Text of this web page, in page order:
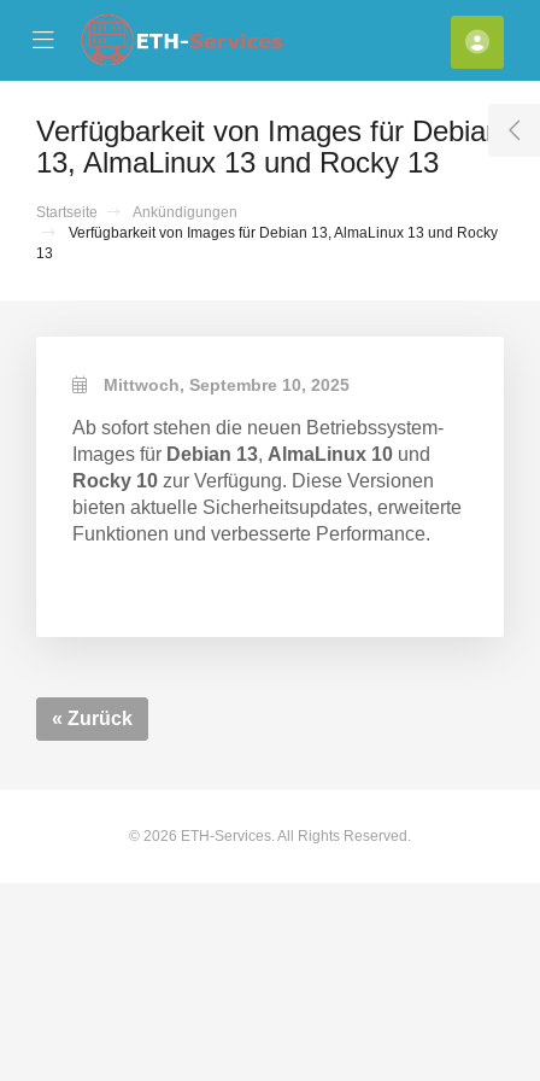
Mobile Menu
Mobile Menu
Verfügbarkeit von Images für Debian
13, AlmaLinux 13 und Rocky 13
Startseite
Ankündigungen
Verfügbarkeit von Images für Debian 13, AlmaLinux 13 und Rocky
13
Mittwoch, Septembre 10, 2025
Ab sofort stehen die neuen Betriebssystem-
Images für Debian 13, AlmaLinux 10 und
Rocky 10 zur Verfügung. Diese Versionen
bieten aktuelle Sicherheitsupdates, erweiterte
Funktionen und verbesserte Performance.
« Zurück
© 2026 ETH-Services. All Rights Reserved.